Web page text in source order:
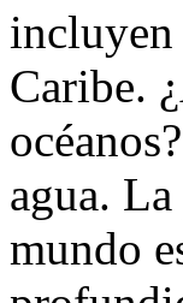
Caribe.
agua.
mundo